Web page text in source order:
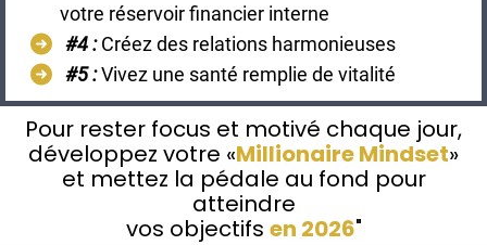
votre réservoir financier interne
​#4 :Créez des relations harmonieuses
#5 :Vivez une santé remplie de vitalité
Pour rester focus et motivé chaque jour,
développez votre «Millionaire Mindset»
et mettez la pédale au fond pour
atteindre
vos objectifs en 2026"